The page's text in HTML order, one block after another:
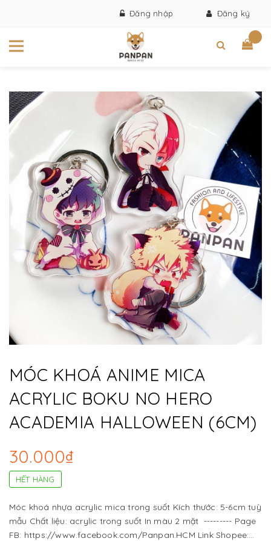
Đăng nhập Đăng ký
MÓC KHOÁ ANIME MICA
ACRYLIC BOKU NO HERO
ACADEMIA HALLOWEEN (6CM)
30.000₫
HẾT HÀNG
Móc khoá nhựa acrylic mica trong suốt Kích thước: 5-6cm tuỳ
mẫu Chất liệu: acrylic trong suốt In màu 2 mặt --------- Page
FB: https://www.facebook.com/Panpan.HCM Link Shopee: